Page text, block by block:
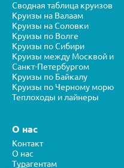
Сводная таблица круизов
Круизы на Валаам
Круизы на Соловки
Круизы по Волге
Круизы по Сибири
Круизы между Москвой и
Санкт-Петербургом
Круизы по Байкалу
Круизы по Черному морю
Теплоходы и лайнеры
О нас
Контакт
О нас
Турагентам